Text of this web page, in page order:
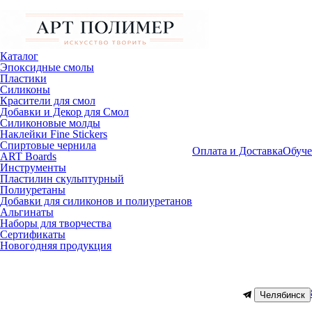
Каталог
Эпоксидные смолы
Пластики
Силиконы
Красители для смол
Добавки и Декор для Смол
Силиконовые молды
Наклейки Fine Stickers
Спиртовые чернила
ART Boards
Инструменты
Пластилин скульптурный
Полиуретаны
Добавки для силиконов и полиуретанов
Альгинаты
Наборы для творчества
Сертификаты
Новогодняя продукция
Оплата и Доставка
Челябинск